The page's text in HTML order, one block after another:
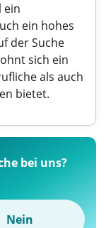
ein
ein hohes
der Suche
sich ein
als auch
bietet.
bei uns?
Nein